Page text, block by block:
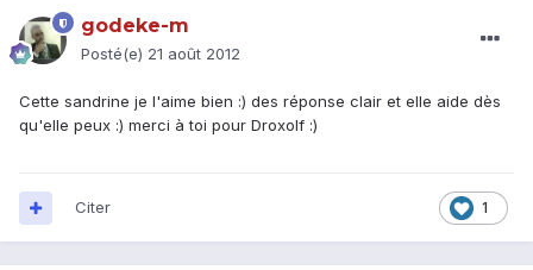
godeke-m
Posté(e) 21 août 2012
Cette sandrine je l'aime bien :) des réponse clair et elle aide dès
qu'elle peux :) merci à toi pour Droxolf :)
1
Citer